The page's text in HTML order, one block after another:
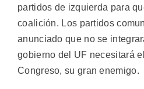
partidos de izquierda para
coalición. Los partidos
anunciado que no se
gobierno del UF necesitará
Congreso, su gran enemigo.